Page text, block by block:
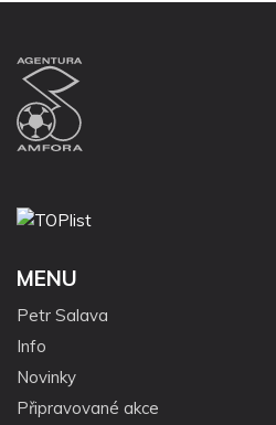
MENU
Petr Salava
Info
Novinky
Připravované akce